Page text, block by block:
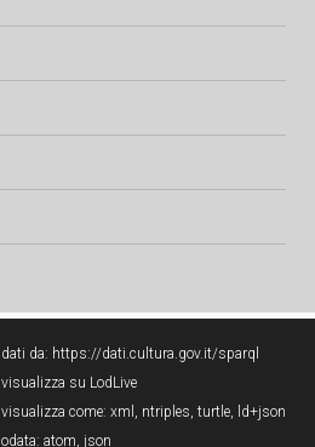
dati da: https://dati.cultura.gov.it/sparql
visualizza su LodLive
visualizza come: xml , ntriples, turtle, ld+json
odata: atom, json